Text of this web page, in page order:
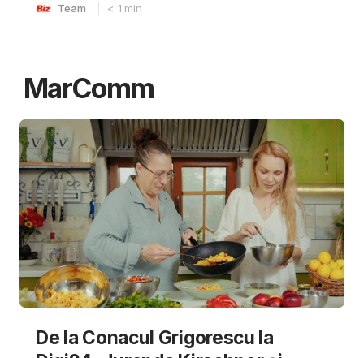
Team < 1 min
MarComm
De la Conacul Grigorescu la